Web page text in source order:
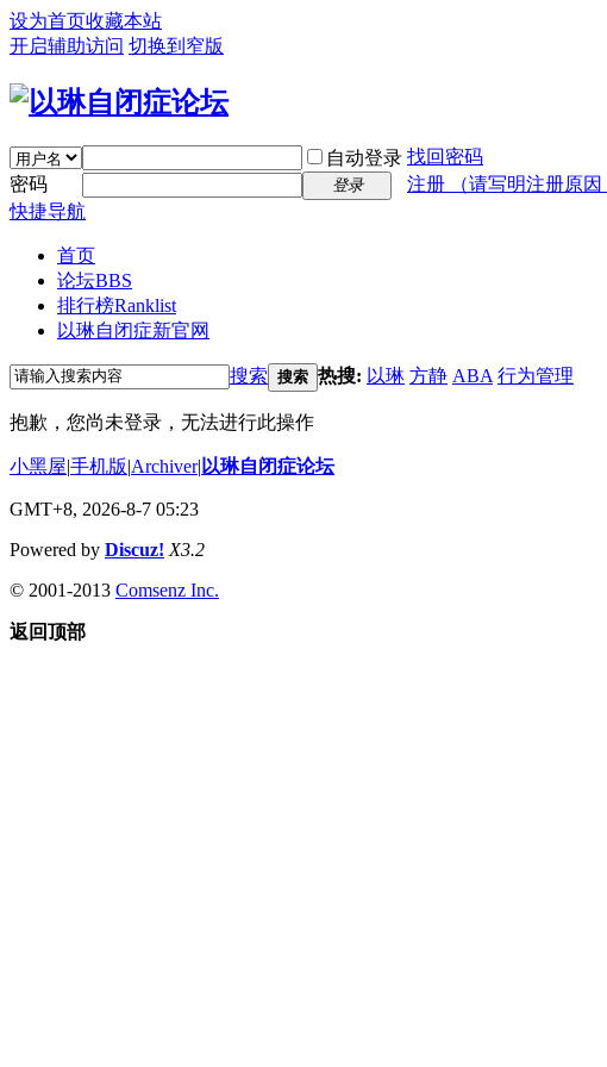
设为首页收藏本站
开启辅助访问 切换到窄版
自动登录 找回密码
密码
登录
注册 （请写明注册原
快捷导航
首页
论坛BBS
排行榜Ranklist
以琳自闭症新官网
搜索 搜索 热搜: 以琳 方静 ABA 行为管理
抱歉，您尚未登录，无法进行此操作
小黑屋|手机版|Archiver| 以琳自闭症论坛
GMT+8, 2026-8-7 05:23
Powered by Discuz! X3.2
© 2001-2013 Comsenz Inc.
返回顶部